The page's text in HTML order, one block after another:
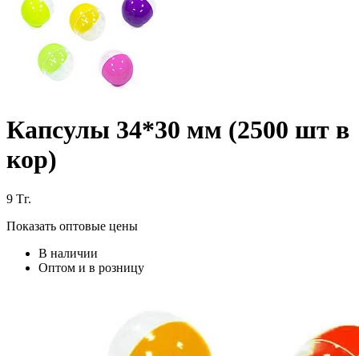
Капсулы 34*30 мм (2500 шт в
кор)
9 Тг.
Показать оптовые цены
В наличии
Оптом и в розницу